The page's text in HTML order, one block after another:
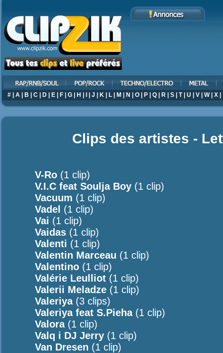
# A B C D E F G H J K L M N O P Q R S T| U V W| X
Clips des artistes -
V-Ro (1 clip)
V.I.C feat Soulja Boy (1 clip)
Vacuum (1 clip)
Vadel (1 clip)
Vai (1 clip)
Vaidas (1 clip)
Valenti (1 clip)
Valentin Marceau (1 clip)
Valentino (1 clip)
Valérie Leulliot (1 clip)
Valerii Meladze (1 clip)
Valeriya(3 clips)
Valeriya feat S.Pieha(1 clip)
Valora(1 clip)
Valq i DJ Jerry (1 clip)
Van Dresen (1 clip)